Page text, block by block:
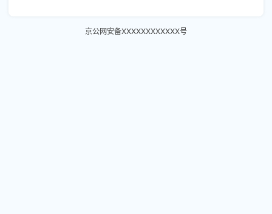
京公网安备XXXXXXXXXXXX号